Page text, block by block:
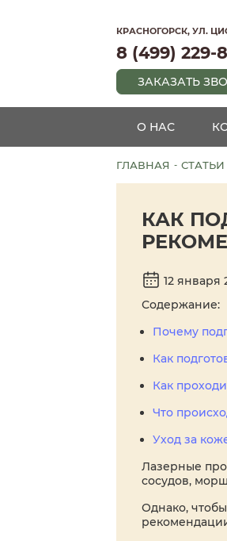
КРАСНОГОРСК, УЛ.
8 (499) 229-
ЗАКАЗАТЬ
О НАС
ГЛАВНАЯ - СТАТЬИ
КАК
12 января
Содержание:
Почему
Как
Как
Что
Уход за
Лазерные
сосудов,
Однако,